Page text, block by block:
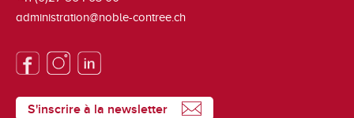
administration@noble-contree.ch
S'inscrire à la newsletter